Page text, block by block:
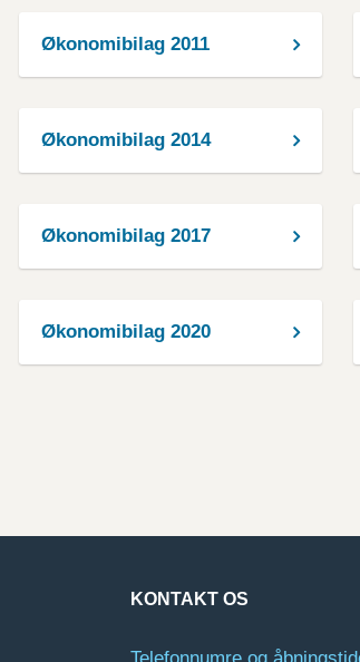
Økonomibilag 2011
Økonomibilag 2014
Økonomibilag 2017
Økonomibilag 2020
KONTAKT OS